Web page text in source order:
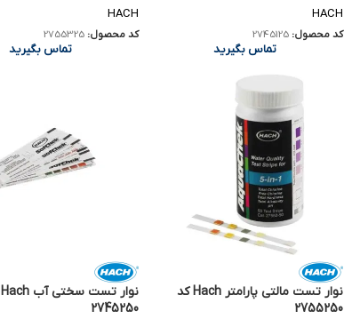
HACH
کد محصول:2745125
تماس بگیرید
HACH
کد محصول:2755325
تماس بگیرید
نوار تست مالتی پارامتر Hach کد
2755250
2745250